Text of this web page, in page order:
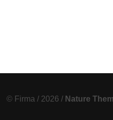
© Firma / 2026 / Nature